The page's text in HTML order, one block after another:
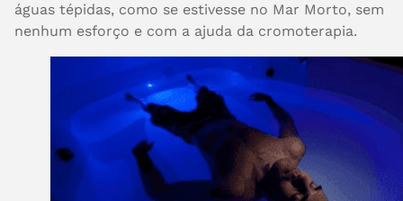
águas tépidas, como se estivesse no Mar Morto, sem
nenhum esforço e com a ajuda da cromoterapia.